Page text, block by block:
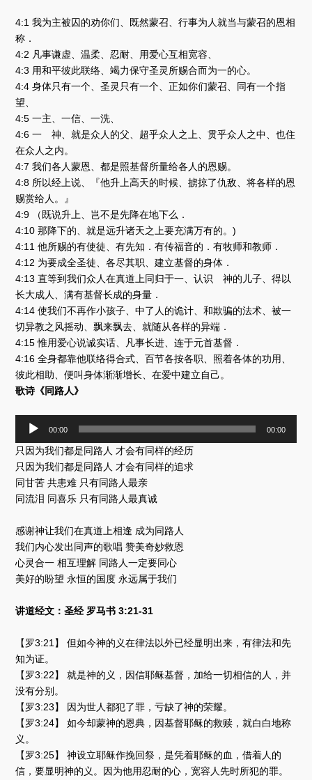
4:1 我为主被囚的劝你们、既然蒙召、行事为人就当与蒙召的恩相
称．
4:2 凡事谦虚、温柔、忍耐、用爱心互相宽容、
4:3 用和平彼此联络、竭力保守圣灵所赐合而为一的心。
4:4 身体只有一个、圣灵只有一个、正如你们蒙召、同有一个指
望、
4:5 一主、一信、一洗、
4:6 一 神、就是众人的父、超乎众人之上、贯乎众人之中、也住
在众人之内。
4:7 我们各人蒙恩、都是照基督所量给各人的恩赐。
4:8 所以经上说、『他升上高天的时候、掳掠了仇敌、将各样的恩
赐赏给人。』
4:9 （既说升上、岂不是先降在地下么．
4:10 那降下的、就是远升诸天之上要充满万有的。)
4:11 他所赐的有使徒、有先知．有传福音的．有牧师和教师．
4:12 为要成全圣徒、各尽其职、建立基督的身体．
4:13 直等到我们众人在真道上同归于一、认识 神的儿子、得以
长大成人、满有基督长成的身量．
4:14 使我们不再作小孩子、中了人的诡计、和欺骗的法术、被一
切异教之风摇动、飘来飘去、就随从各样的异端．
4:15 惟用爱心说诚实话、凡事长进、连于元首基督．
4:16 全身都靠他联络得合式、百节各按各职、照着各体的功用、
彼此相助、便叫身体渐渐增长、在爱中建立自己。
歌诗《同路人》
播
放
器
00:00 00:00
只因为我们都是同路人 才会有同样的经历
只因为我们都是同路人 才会有同样的追求
同甘苦 共患难 只有同路人最亲
同流泪 同喜乐 只有同路人最真诚
感谢神让我们在真道上相逢 成为同路人
我们内心发出同声的歌唱 赞美奇妙救恩
心灵合一 相互理解 同路人一定要同心
美好的盼望 永恒的国度 永远属于我们
讲道经文：圣经 罗马书 3:21-31
【罗3:21】 但如今神的义在律法以外已经显明出来，有律法和先
知为证。
【罗3:22】 就是神的义，因信耶稣基督，加给一切相信的人，并
没有分别。
【罗3:23】 因为世人都犯了罪，亏缺了神的荣耀。
【罗3:24】 如今却蒙神的恩典，因基督耶稣的救赎，就白白地称
义。
【罗3:25】 神设立耶稣作挽回祭，是凭着耶稣的血，借着人的
信，要显明神的义。因为他用忍耐的心，宽容人先时所犯的罪。